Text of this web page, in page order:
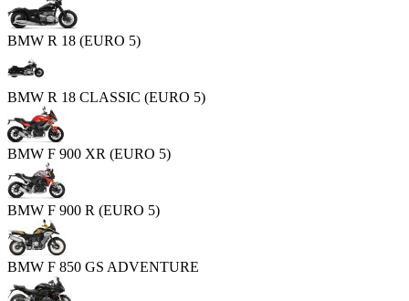
BMW R 18 (EURO 5)
BMW R 18 CLASSIC (EURO 5)
BMW F 900 XR (EURO 5)
BMW F 900 R (EURO 5)
BMW F 850 GS ADVENTURE